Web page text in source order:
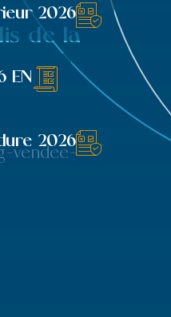
2026
EN
2026
de la
vendee-